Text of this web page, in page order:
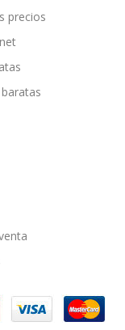
precios